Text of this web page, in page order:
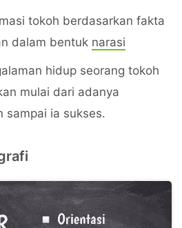
tokoh berdasarkan fakta
dalam bentuk narasi
hidup seorang tokoh
mulai dari adanya
sampai ia sukses.